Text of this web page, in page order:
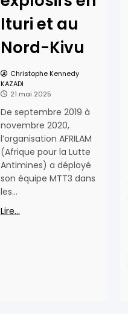
Ituri et au
Nord-Kivu
Christophe Kennedy
KAZADI
21 mai 2025
De septembre 2019 à
novembre 2020,
l’organisation AFRILAM
(Afrique pour la Lutte
Antimines) a déployé
son équipe MTT3 dans
les…
Lire...